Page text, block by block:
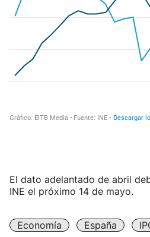
El dato adelantado de abril
INE el próximo 14 de mayo.
Economía España